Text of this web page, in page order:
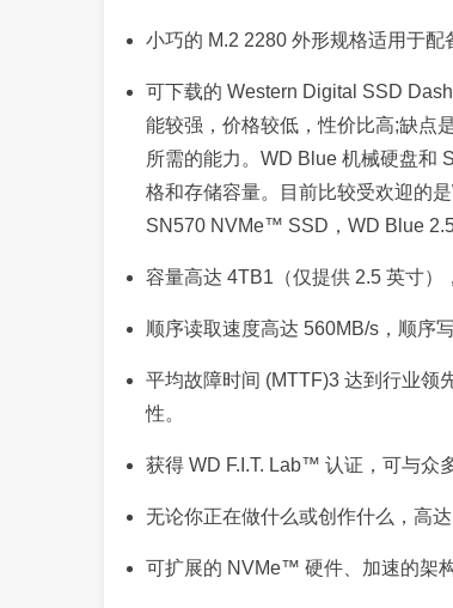
小巧的 M.2 2280 外形规格适用于
可下载的 Western Digital SSD
能较强，价格较低，性价比高;缺点
所需的能力。WD Blue 机械硬盘和
格和存储容量。目前比较受欢迎的
SN570 NVMe™ SSD，WD Blue
容量高达 4TB1（仅提供 2.5 英寸）
顺序读取速度高达 560MB/s，顺序
平均故障时间 (MTTF)3 达到行业领
性。
获得 WD F.I.T. Lab™ 认证，可与众
无论你正在做什么或创作什么，高
可扩展的 NVMe™ 硬件、加速的架